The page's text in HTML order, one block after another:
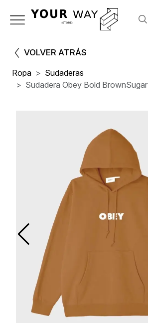
VOLVER ATRÁS
Ropa
Sudaderas
Sudadera Obey Bold BrownSugar